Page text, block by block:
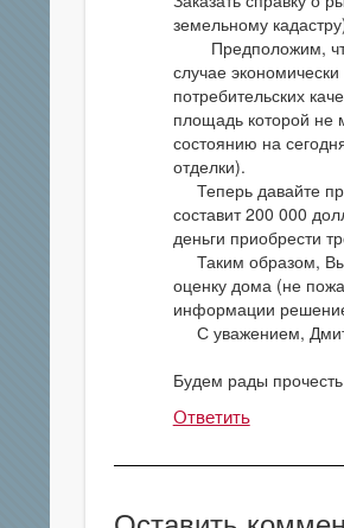
земельному
Предположим, что
случае
потребительских
площадь которой не
состоянию на
отделки).
Теперь давайте
составит 200 000
деньги приобрести
Таким образом, Вы
оценку дома (не
информации
С уважением,
Будем рады
Ответить